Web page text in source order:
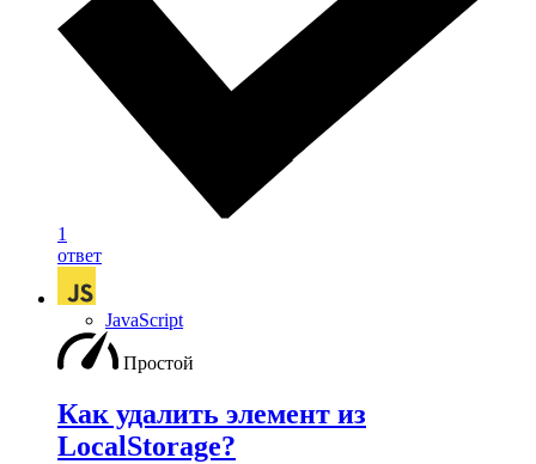
1
ответ
JavaScript
Простой
Как удалить элемент из
LocalStorage?